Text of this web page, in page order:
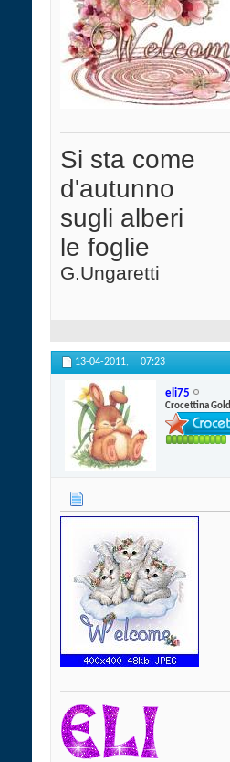
Si sta come
d'autunno
sugli alberi
le foglie
G.Ungaretti
13-04-2011, 07:23
eli75
Crocettina Gold